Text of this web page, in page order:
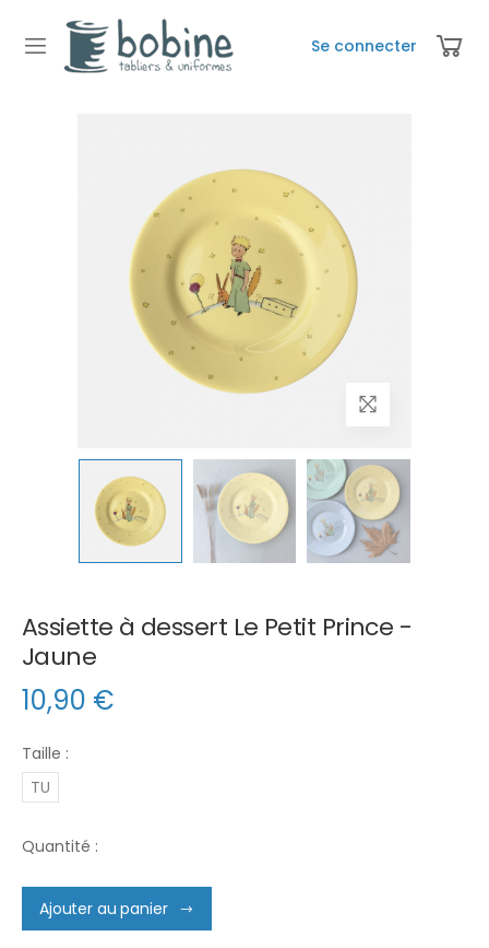
Se connecter
Assiette à dessert Le Petit Prince -
Jaune
10,90 €
Taille :
TU
Quantité :
Ajouter au panier